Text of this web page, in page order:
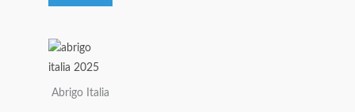
página
de
producto
Abrigo Italia
Este
producto
tiene